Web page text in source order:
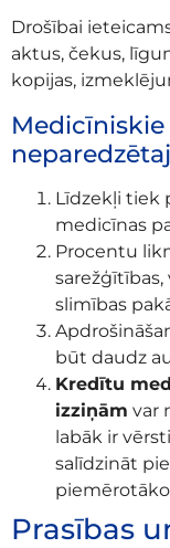
Drošībai
aktus, čekus,
kopijas,
Līdzekļi
medicīnas
Procentu
slimības
būt daudz
Kredītu
izziņām var
labāk ir
salīdzināt
Prasības